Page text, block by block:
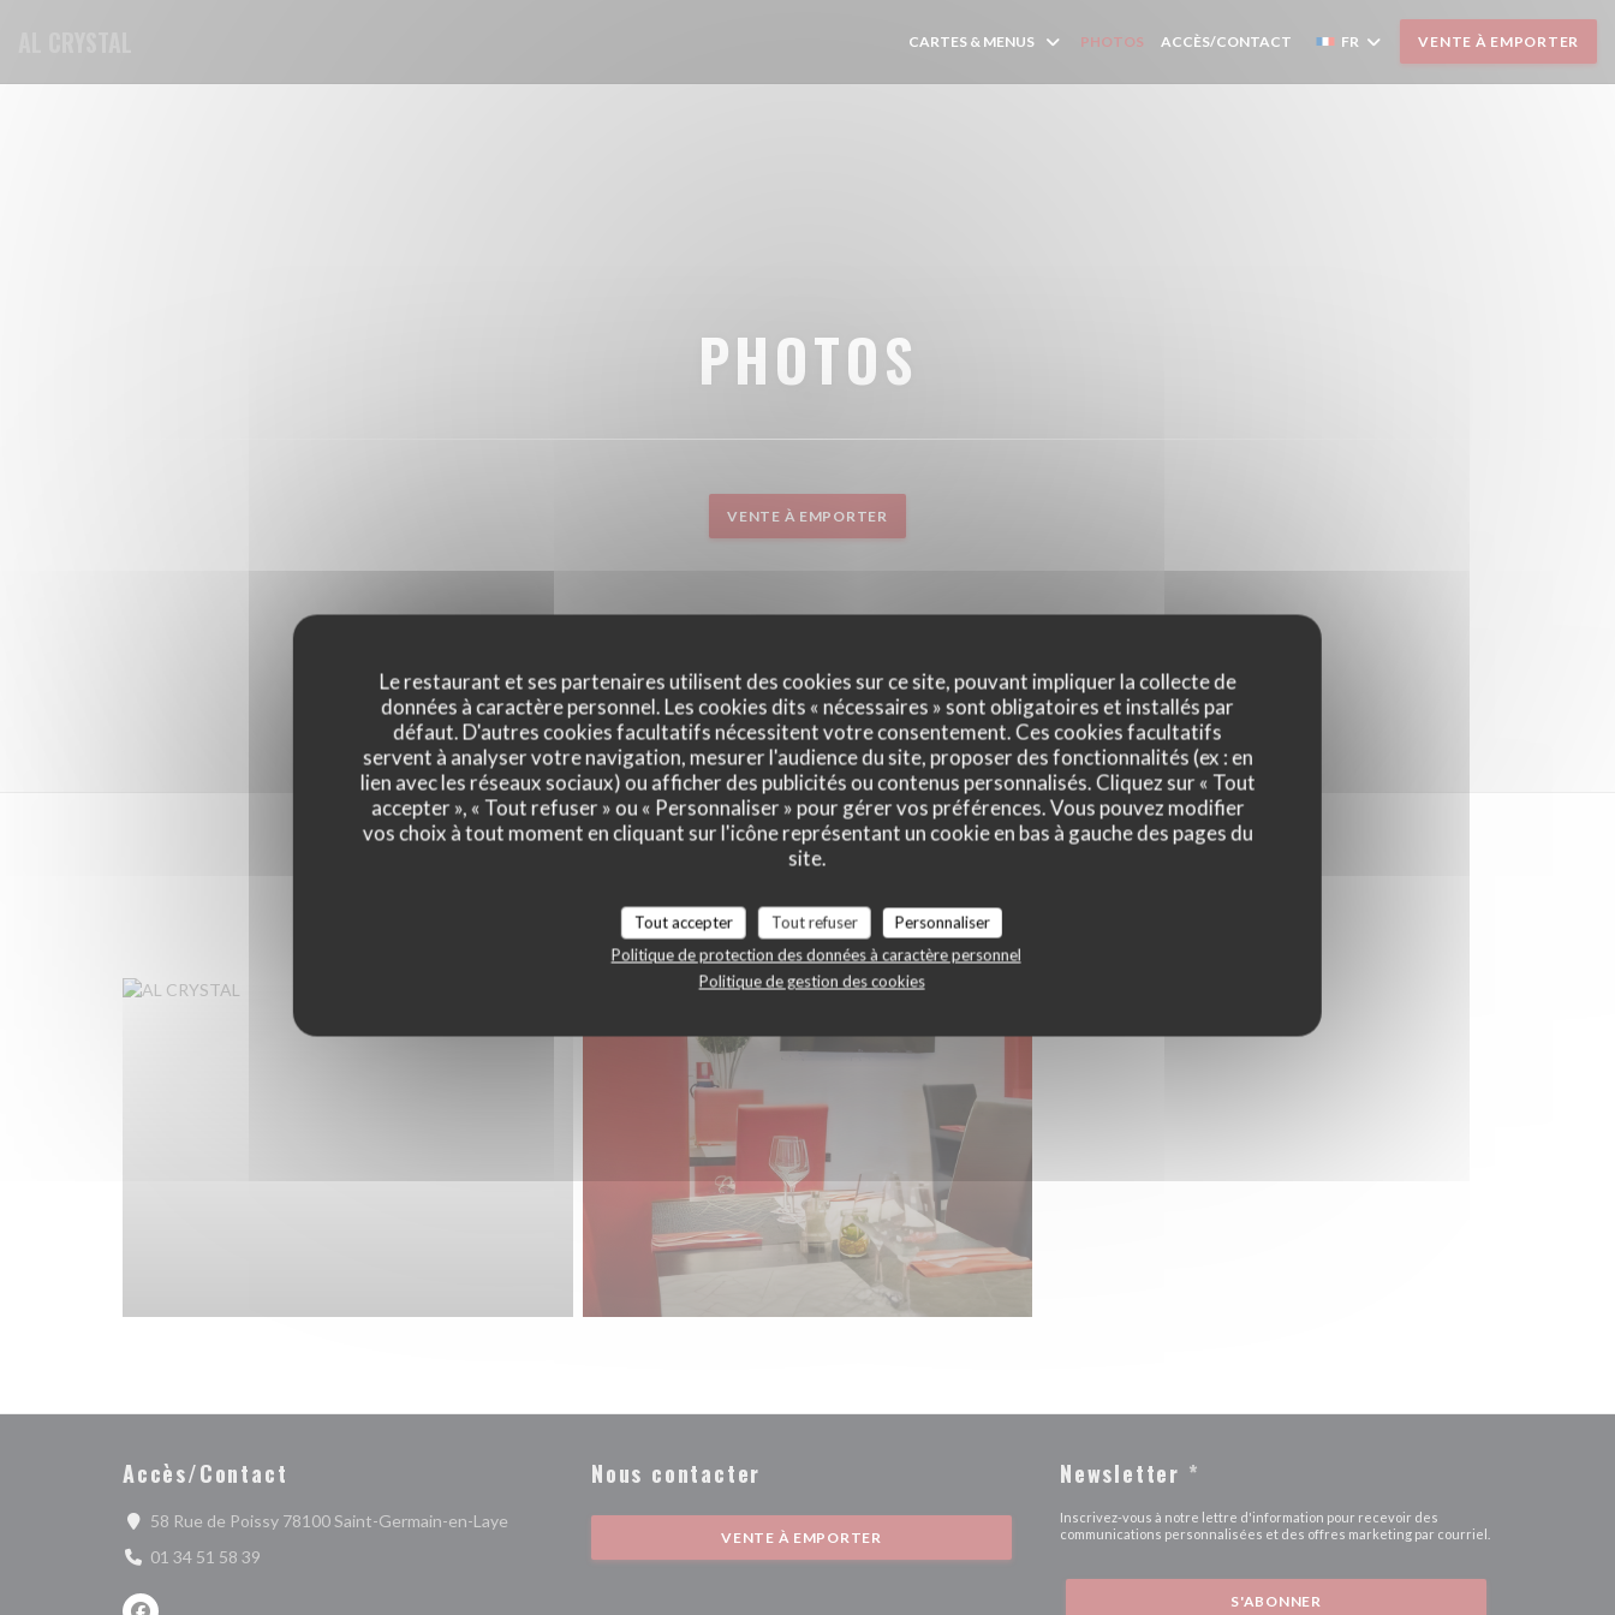
Le restaurant et ses partenaires utilisent des cookies sur ce site, pouvant impliquer la collecte de
données à caractère personnel. Les cookies dits « nécessaires » sont obligatoires et installés par
défaut. D'autres cookies facultatifs nécessitent votre consentement. Ces cookies facultatifs
servent à analyser votre navigation, mesurer l'audience du site, proposer des fonctionnalités (ex : en
lien avec les réseaux sociaux) ou afficher des publicités ou contenus personnalisés. Cliquez sur « Tout
accepter », « Tout refuser » ou « Personnaliser » pour gérer vos préférences. Vous pouvez modifier
vos choix à tout moment en cliquant sur l'icône représentant un cookie en bas à gauche des pages du
site.
Tout accepter Tout refuser
Personnaliser
Politique de protection des données à caractère personnel
Politique de gestion des cookies
CARTES & MENUS PHOTOS ACCÈS/CONTACT FR VENTE À EMPORTER
PHOTOS
VENTE À EMPORTER
Le Restaurant
Accès/Contact
58 Rue de Poissy 78100 Saint-Germain-en-Laye ((ouvre une nouvelle fenêtre))
01 34 51 58 39
Nous contacter
VENTE À EMPORTER
Newsletter *
Inscrivez-vous à notre lettre d'information pour recevoir des
communications personnalisées et des offres marketing par courriel.
S'ABONNER